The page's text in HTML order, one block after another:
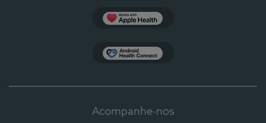
Acompanhe-nos